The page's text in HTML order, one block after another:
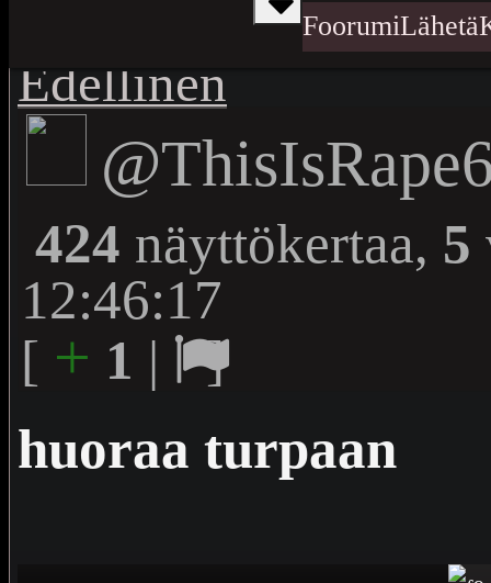
FoorumiLähetä
Edellinen
424 näyttökertaa, 5
12:46:17
[ + 1 | ]
huoraa turpaan